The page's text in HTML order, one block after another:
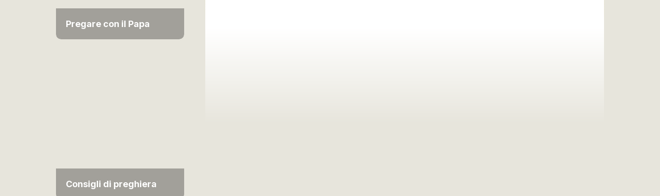
Pregare con il Papa
Consigli di preghiera